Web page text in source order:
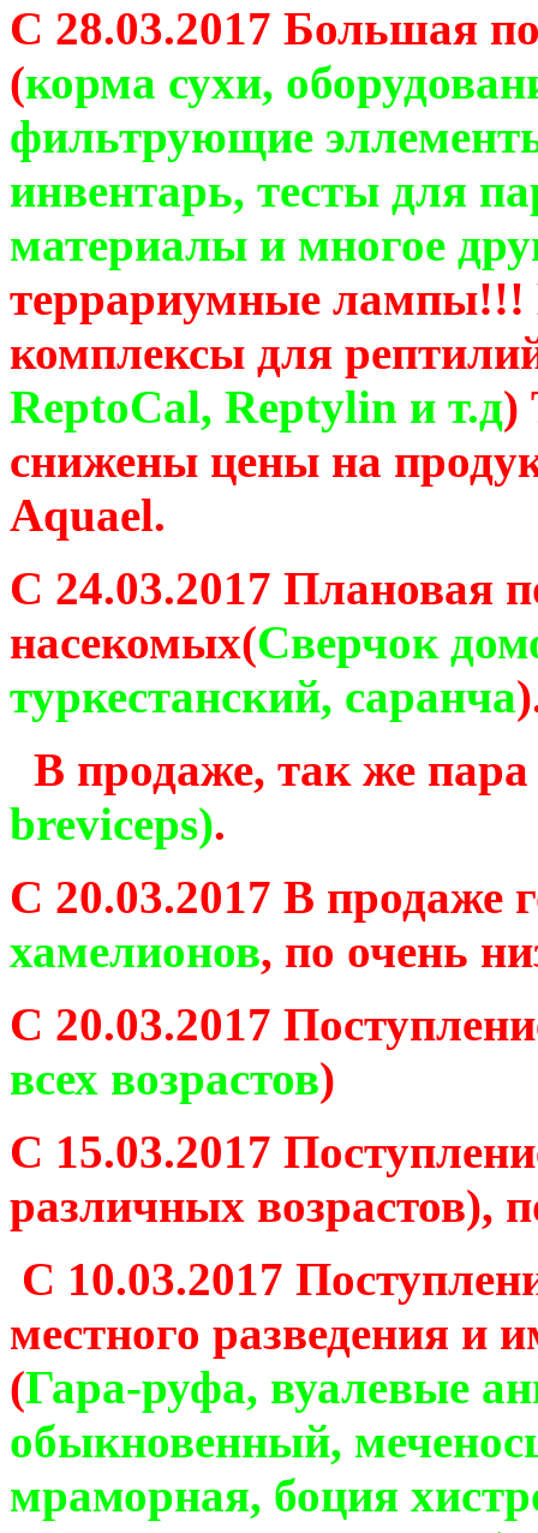
С 28.03.2017 Большая
(корма сухи,
фильтрующие
инвентарь, тесты для
материалы и многое
террариумные лампы!!!
комплексы для
ReptoCal, Reptylin и т.д)
снижены цены на
Aquael.
С 24.03.2017 Плановая
насекомых(Сверчок
туркестанский, саранча
В продаже, так же
breviceps).
С 20.03.2017 В продаже
хамелионов, по очень
С 20.03.2017
всех возрастов)
С 15.03.2017
различных возрастов),
С 10.03.2017
местного разведения и
(Гара-руфа, вуалевые
обыкновенный,
мраморная, боция